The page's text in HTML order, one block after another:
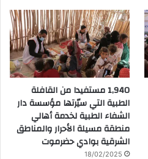
1,940 مستفيدا من القافلة
الطبية التي سيّرتها مؤسسة دار
الشفاء الطبية لخدمة أهالي
منطقة مسيلة الأحرار والمناطق
الشرقية بوادي حضرموت
18/02/2025